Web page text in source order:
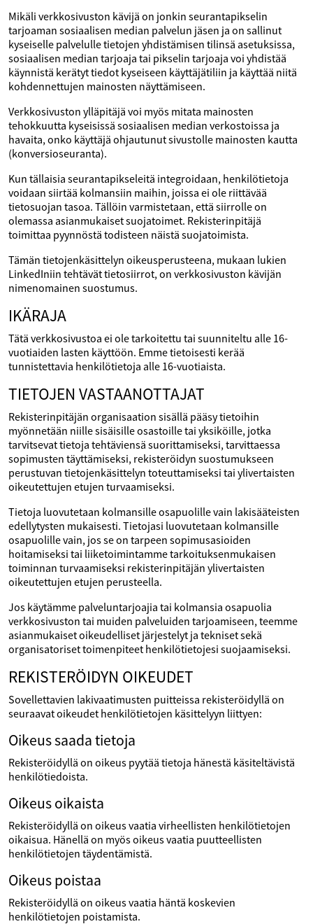
Mikäli verkkosivuston kävijä on jonkin seurantapikselin
tarjoaman sosiaalisen median palvelun jäsen ja on sallinut
kyseiselle palvelulle tietojen yhdistämisen tilinsä asetuksissa,
sosiaalisen median tarjoaja tai pikselin tarjoaja voi yhdistää
käynnistä kerätyt tiedot kyseiseen käyttäjätiliin ja käyttää niitä
kohdennettujen mainosten näyttämiseen.
Verkkosivuston ylläpitäjä voi myös mitata mainosten
tehokkuutta kyseisissä sosiaalisen median verkostoissa ja
havaita, onko käyttäjä ohjautunut sivustolle mainosten kautta
(konversioseuranta).
Kun tällaisia seurantapikseleitä integroidaan, henkilötietoja
voidaan siirtää kolmansiin maihin, joissa ei ole riittävää
tietosuojan tasoa. Tällöin varmistetaan, että siirrolle on
olemassa asianmukaiset suojatoimet. Rekisterinpitäjä
toimittaa pyynnöstä todisteen näistä suojatoimista.
Tämän tietojenkäsittelyn oikeusperusteena, mukaan lukien
LinkedIniin tehtävät tietosiirrot, on verkkosivuston kävijän
nimenomainen suostumus.
IKÄRAJA
Tätä verkkosivustoa ei ole tarkoitettu tai suunniteltu alle 16-
vuotiaiden lasten käyttöön. Emme tietoisesti kerää
tunnistettavia henkilötietoja alle 16-vuotiaista.
TIETOJEN VASTAANOTTAJAT
Rekisterinpitäjän organisaation sisällä pääsy tietoihin
myönnetään niille sisäisille osastoille tai yksiköille, jotka
tarvitsevat tietoja tehtäviensä suorittamiseksi, tarvittaessa
sopimusten täyttämiseksi, rekisteröidyn suostumukseen
perustuvan tietojenkäsittelyn toteuttamiseksi tai ylivertaisten
oikeutettujen etujen turvaamiseksi.
Tietoja luovutetaan kolmansille osapuolille vain lakisääteisten
edellytysten mukaisesti. Tietojasi luovutetaan kolmansille
osapuolille vain, jos se on tarpeen sopimusasioiden
hoitamiseksi tai liiketoimintamme tarkoituksenmukaisen
toiminnan turvaamiseksi rekisterinpitäjän ylivertaisten
oikeutettujen etujen perusteella.
Jos käytämme palveluntarjoajia tai kolmansia osapuolia
verkkosivuston tai muiden palveluiden tarjoamiseen, teemme
asianmukaiset oikeudelliset järjestelyt ja tekniset sekä
organisatoriset toimenpiteet henkilötietojesi suojaamiseksi.
REKISTERÖIDYN OIKEUDET
Sovellettavien lakivaatimusten puitteissa rekisteröidyllä on
seuraavat oikeudet henkilötietojen käsittelyyn liittyen:
Oikeus saada tietoja
Rekisteröidyllä on oikeus pyytää tietoja hänestä käsiteltävistä
henkilötiedoista.
Oikeus oikaista
Rekisteröidyllä on oikeus vaatia virheellisten henkilötietojen
oikaisua. Hänellä on myös oikeus vaatia puutteellisten
henkilötietojen täydentämistä.
Oikeus poistaa
Rekisteröidyllä on oikeus vaatia häntä koskevien
henkilötietojen poistamista.